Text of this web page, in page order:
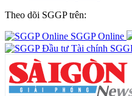
Theo dõi SGGP trên:
SGGP Online